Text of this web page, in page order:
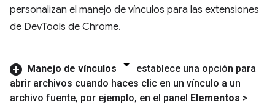
personalizan el manejo de vínculos para las extensiones
de DevTools de Chrome.
Manejo de vínculos
establece una opción para
abrir archivos cuando haces clic en un vínculo a un
archivo fuente, por ejemplo, en el panel Elementos >